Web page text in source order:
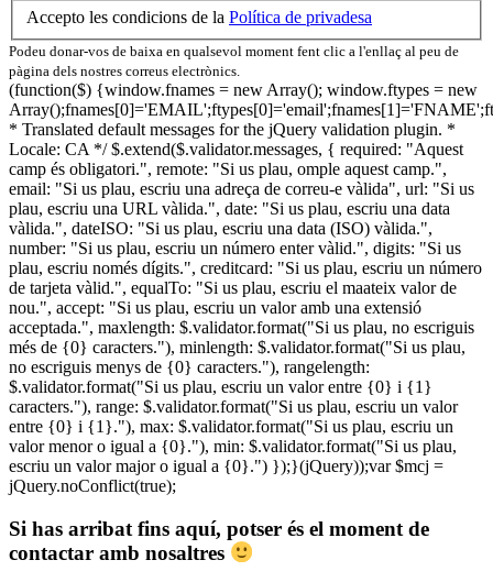
Accepto les condicions de la Política de privadesa
Podeu donar-vos de baixa en qualsevol moment fent clic a l'enllaç al peu de
pàgina dels nostres correus electrònics.
(function($) {window.fnames = new Array(); window.ftypes = new
* Translated default messages for the jQuery validation plugin. *
Locale: CA */ $.extend($.validator.messages, { required: "Aquest
camp és obligatori.", remote: "Si us plau, omple aquest camp.",
email: "Si us plau, escriu una adreça de correu-e vàlida", url: "Si us
plau, escriu una URL vàlida.", date: "Si us plau, escriu una data
vàlida.", dateISO: "Si us plau, escriu una data (ISO) vàlida.",
number: "Si us plau, escriu un número enter vàlid.", digits: "Si us
plau, escriu només dígits.", creditcard: "Si us plau, escriu un número
de tarjeta vàlid.", equalTo: "Si us plau, escriu el maateix valor de
nou.", accept: "Si us plau, escriu un valor amb una extensió
acceptada.", maxlength: $.validator.format("Si us plau, no escriguis
més de {0} caracters."), minlength: $.validator.format("Si us plau,
no escriguis menys de {0} caracters."), rangelength:
$.validator.format("Si us plau, escriu un valor entre {0} i {1}
caracters."), range: $.validator.format("Si us plau, escriu un valor
entre {0} i {1}."), max: $.validator.format("Si us plau, escriu un
valor menor o igual a {0}."), min: $.validator.format("Si us plau,
escriu un valor major o igual a {0}.") });}(jQuery));var $mcj =
jQuery.noConflict(true);
Si has arribat fins aquí, potser és el moment de
contactar amb nosaltres